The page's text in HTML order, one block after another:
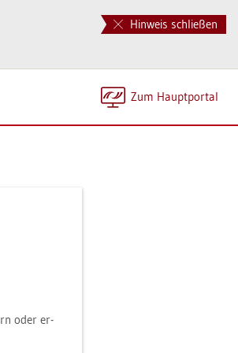
Hinweis schließen
Zum Haupt­por­tal
oder er­